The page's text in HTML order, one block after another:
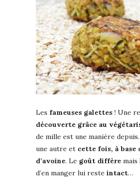
Les fameuses galettes ! Une
découverte grâce au
de mille est une manière
une autre et cette fois, à base
d’avoine. Le goût diffère mais
d’en manger lui reste intact…